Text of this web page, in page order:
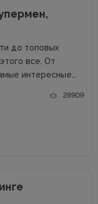
до топовых
все. От
интересные
неделю
28909